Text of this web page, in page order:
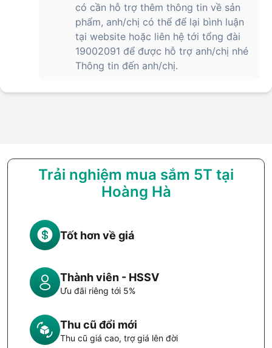
có cần hỗ trợ thêm thông tin về sản
phẩm, anh/chị có thể để lại bình luận
tại website hoặc liên hệ tới tổng đài
19002091 để được hỗ trợ anh/chị nhé
Thông tin đến anh/chị.
Trải nghiệm mua sắm 5T tại
Hoàng Hà
Tốt hơn về giá
Thành viên - HSSV
Ưu đãi riêng tới 5%
Thu cũ đổi mới
Thu cũ giá cao, trợ giá lên đời